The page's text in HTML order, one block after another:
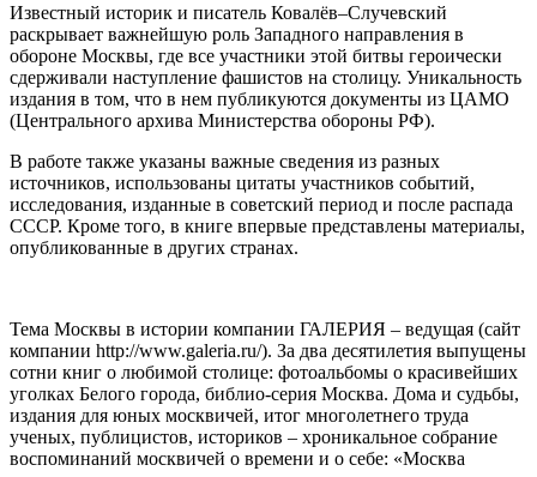
Известный историк и писатель Ковалёв–Случевский
раскрывает важнейшую роль Западного направления в
обороне Москвы, где все участники этой битвы героически
сдерживали наступление фашистов на столицу. Уникальность
издания в том, что в нем публикуются документы из ЦАМО
(Центрального архива Министерства обороны РФ).
В работе также указаны важные сведения из разных
источников, использованы цитаты участников событий,
исследования, изданные в советский период и после распада
СССР. Кроме того, в книге впервые представлены материалы,
опубликованные в других странах.
Тема Москвы в истории компании ГАЛЕРИЯ – ведущая (сайт
компании http://www.galeria.ru/). За два десятилетия выпущены
сотни книг о любимой столице: фотоальбомы о красивейших
уголках Белого города, библио-серия Москва. Дома и судьбы,
издания для юных москвичей, итог многолетнего труда
ученых, публицистов, историков – хроникальное собрание
воспоминаний москвичей о времени и о себе: «Москва